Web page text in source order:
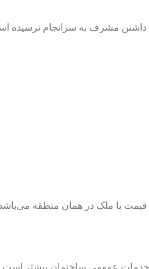
داشتن مشرف به سرانجام نرسیده
عمومی ساختمان بیشتر است